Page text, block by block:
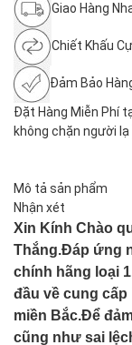
Giao Hàng
Chiết Khấu
Đảm Bảo
Đặt Hàng Miễn Phí
không chặn người lạ
Mô tả sản phẩm
Nhận xét
Xin Kính Chào
Thắng.Đáp ứng
chính hãng loại
đầu về cung cấp
miền Bắc.Để
cũng như sai